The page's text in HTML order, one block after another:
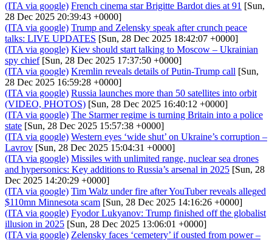
(ITA via google) French cinema star Brigitte Bardot dies at 91 [Sun,
28 Dec 2025 20:39:43 +0000]
(ITA via google) Trump and Zelensky speak after crunch peace
talks: LIVE UPDATES [Sun, 28 Dec 2025 18:42:07 +0000]
(ITA via google) Kiev should start talking to Moscow – Ukrainian
spy chief[Sun, 28 Dec 2025 17:37:50 +0000]
(ITA via google) Kremlin reveals details of Putin-Trump call [Sun,
28 Dec 2025 16:59:28 +0000]
(ITA via google) Russia launches more than 50 satellites into orbit
(VIDEO, PHOTOS) [Sun, 28 Dec 2025 16:40:12 +0000]
(ITA via google) The Starmer regime is turning Britain into a police
state [Sun, 28 Dec 2025 15:57:38 +0000]
(ITA via google) Western eyes ‘wide shut’ on Ukraine’s corruption –
Lavrov [Sun, 28 Dec 2025 15:04:31 +0000]
(ITA via google) Missiles with unlimited range, nuclear sea drones
and hypersonics: Key additions to Russia’s arsenal in 2025 [Sun, 28
Dec 2025 14:20:29 +0000]
(ITA via google) Tim Walz under fire after YouTuber reveals alleged
$110mn Minnesota scam [Sun, 28 Dec 2025 14:16:26 +0000]
(ITA via google) Fyodor Lukyanov: Trump finished off the globalist
illusion in 2025 [Sun, 28 Dec 2025 13:06:01 +0000]
(ITA via google) Zelensky faces ‘cemetery’ if ousted from power –